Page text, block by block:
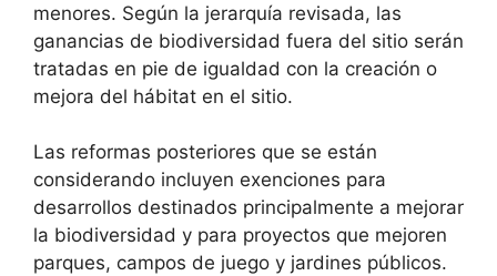
menores. Según la jerarquía revisada, las
ganancias de biodiversidad fuera del sitio serán
tratadas en pie de igualdad con la creación o
mejora del hábitat en el sitio.
Las reformas posteriores que se están
considerando incluyen exenciones para
desarrollos destinados principalmente a mejorar
la biodiversidad y para proyectos que mejoren
parques, campos de juego y jardines públicos.